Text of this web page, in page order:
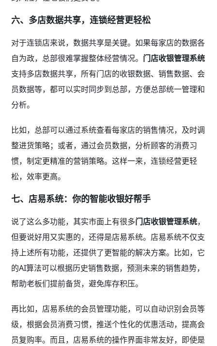
六、多店数据共享，连锁经营更轻松
对于连锁店来说，数据共享是关键。如果每家店的数据各
自为政，总部很难掌握整体经营情况。 门店收银管理系统
支持多店数据共享，所有门店的收银数据、销售数据、会
员数据等，都可以实时同步到总部，方便总部统一管理和
分析。
比如，总部可以通过系统查看每家店的销售情况，及时调
整进货策略；或者，通过会员数据，分析顾客的消费习
惯，制定更精准的营销策略。这样一来，连锁经营更轻
松，效率更高。
七、店易系统：你的智能收银好帮手
说了这么多功能，其实市面上有很多门店收银管理系统，
但要说好用又实惠的，还得是店易系统。店易系统不仅支
持上述所有功能，还提供了更智能的解决方案。比如，它
的AI算法可以根据历史销售数据，预测未来的销售趋势，
帮助老板们提前备货，避免库存积压。
再比如，店易系统的会员管理功能，可以自动识别会员等
级，根据会员消费习惯，推送个性化的优惠活动，提高会
员复购率。而且，店易系统的操作界面非常友好，即使是